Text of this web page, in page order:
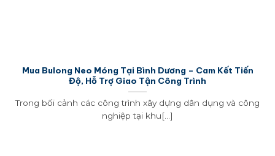
Mua Bulong Neo Móng Tại Bình Dương – Cam Kết Tiến
Độ, Hỗ Trợ Giao Tận Công Trình
Trong bối cảnh các công trình xây dựng dân dụng và công
nghiệp tại khu[...]